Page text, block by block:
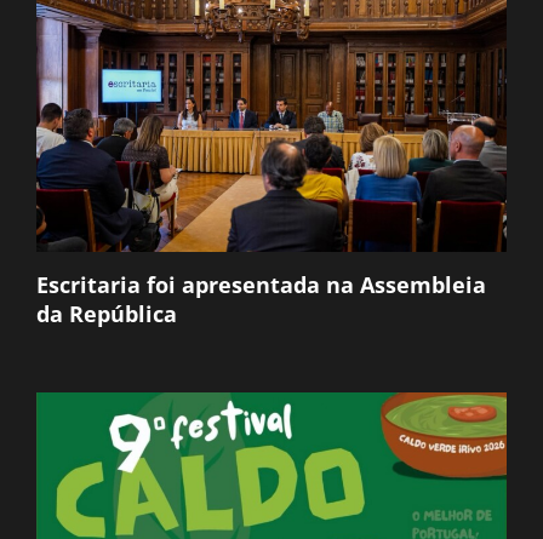
Escritaria foi apresentada na Assembleia
da República